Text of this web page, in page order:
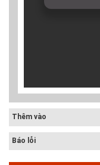
Thêm vào
Báo lỗi